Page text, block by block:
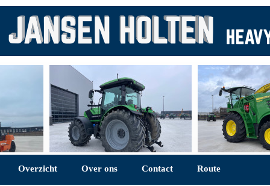
Overzicht Over ons Contact Route